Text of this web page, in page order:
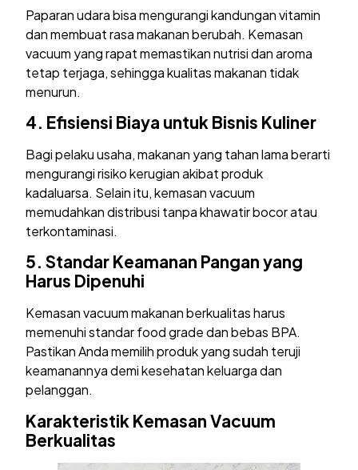
Paparan udara bisa mengurangi kandungan vitamin
dan membuat rasa makanan berubah. Kemasan
vacuum yang rapat memastikan nutrisi dan aroma
tetap terjaga, sehingga kualitas makanan tidak
menurun.
4. Efisiensi Biaya untuk Bisnis Kuliner
Bagi pelaku usaha, makanan yang tahan lama berarti
mengurangi risiko kerugian akibat produk
kadaluarsa. Selain itu, kemasan vacuum
memudahkan distribusi tanpa khawatir bocor atau
terkontaminasi.
5.Standar Keamanan Pangan yang
Harus Dipenuhi
Kemasan vacuum makanan berkualitas harus
memenuhi standar food grade dan bebas BPA.
Pastikan Anda memilih produk yang sudah teruji
keamanannya demi kesehatan keluarga dan
pelanggan.
Karakteristik Kemasan Vacuum
Berkualitas